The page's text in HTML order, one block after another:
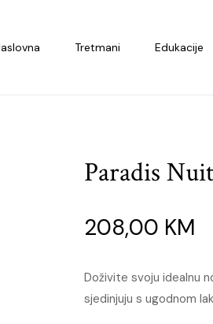
Tretmani Edukacije
Paradis
208,00 KM
Doživite svoju idealnu
sjedinjuju s ugodnom